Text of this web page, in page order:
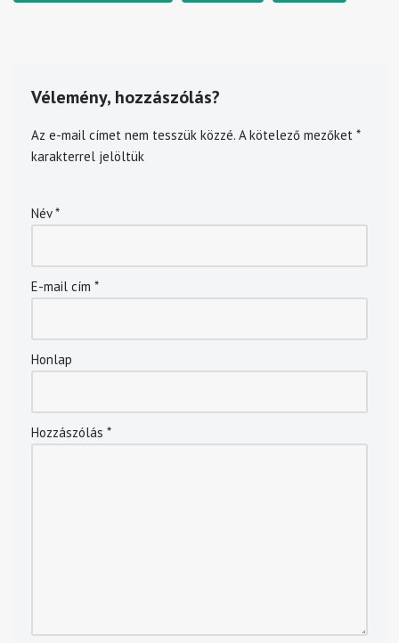
Vélemény, hozzászólás?
Az e-mail címet nem tesszük közzé. A kötelező mezőket *
karakterrel jelöltük
Név*
E-mail cím *
Honlap
Hozzászólás *